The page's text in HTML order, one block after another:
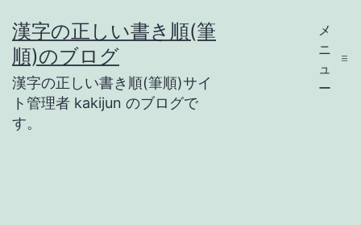
ン
テ
ン
ツ
漢字の正しい書き順(筆
順)のブログ
漢字の正しい書き順(筆順)サイ
ト管理者 kakijun のブログで
す。
メ
ニ
ュ
ー